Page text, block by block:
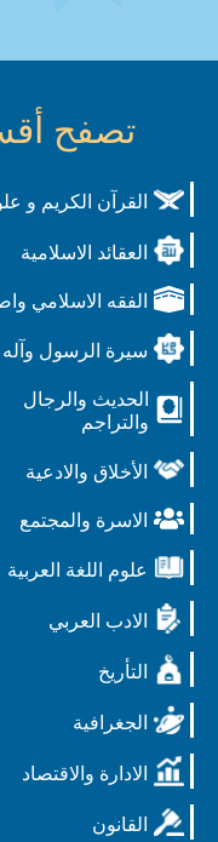
تصفح
القرآن الكريم و
العقائد الاسلامية
الفقه الاسلامي
سيرة الرسول وآله
الحديث والرجال
والتراجم
الأخلاق والادعية
الاسرة والمجتمع
علوم اللغة العربية
الادب العربي
التأريخ
الجغرافية
الادارة والاقتصاد
القانون